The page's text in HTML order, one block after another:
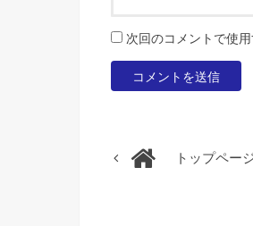
次回のコメントで使
トップペー